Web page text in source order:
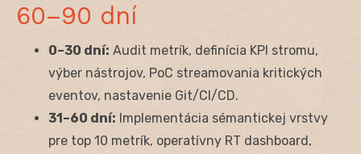
60–90 dní
0–30 dní: Audit metrík, definícia KPI stromu,
výber nástrojov, PoC streamovania kritických
eventov, nastavenie Git/CI/CD.
31–60 dní: Implementácia sémantickej vrstvy
pre top 10 metrík, operatívny RT dashboard,